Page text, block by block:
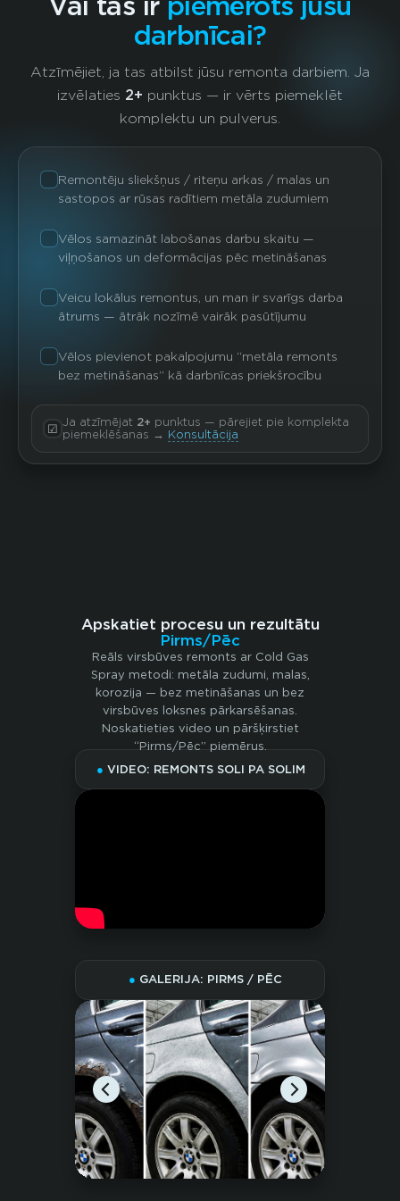
darbnīcai?
Atzīmējiet, ja tas atbilst jūsu remonta darbiem. Ja
izvēlaties 2+ punktus — ir vērts piemeklēt
komplektu un pulverus.
Remontēju sliekšņus / riteņu arkas / malas un
sastopos ar rūsas radītiem metāla zudumiem
Vēlos samazināt labošanas darbu skaitu —
viļņošanos un deformācijas pēc metināšanas
Veicu lokālus remontus, un man ir svarīgs darba
ātrums — ātrāk nozīmē vairāk pasūtījumu
Vēlos pievienot pakalpojumu “metāla remonts
bez metināšanas” kā darbnīcas priekšrocību
☑ Ja atzīmējat 2+ punktus — pārejiet pie komplekta
piemeklēšanas → Konsultācija
● GALERIJA: PIRMS / PĒC
● VIDEO: REMONTS SOLI PA SOLIM
Apskatiet procesu un rezultātu
Pirms/Pēc
Reāls virsbūves remonts ar Cold Gas
Spray metodi: metāla zudumi, malas,
korozija — bez metināšanas un bez
virsbūves loksnes pārkarsēšanas.
Noskatieties video un pāršķirstiet
“Pirms/Pēc” piemērus.